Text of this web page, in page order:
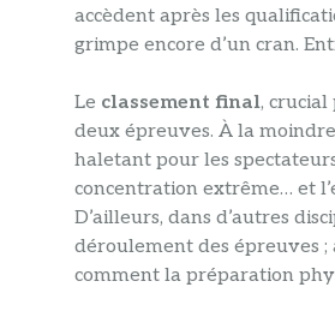
accèdent après les
grimpe encore d’un cran.
Le classement final,
deux épreuves. À la
haletant pour les
concentration extrême… et
D’ailleurs, dans d’autres
déroulement des épreuves ;
comment la préparation